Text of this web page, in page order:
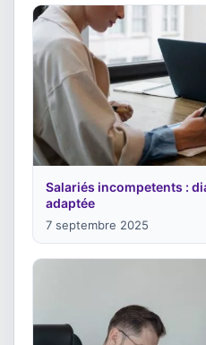
Salariés incompetents :
adaptée
7 septembre 2025